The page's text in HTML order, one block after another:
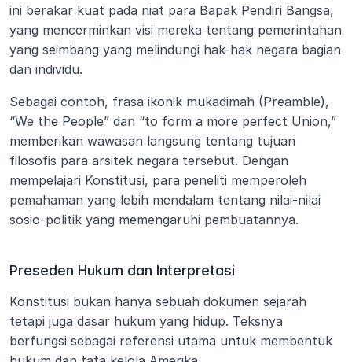
ini berakar kuat pada niat para Bapak Pendiri Bangsa,
yang mencerminkan visi mereka tentang pemerintahan
yang seimbang yang melindungi hak-hak negara bagian
dan individu.
Sebagai contoh, frasa ikonik mukadimah (Preamble),
“We the People” dan “to form a more perfect Union,”
memberikan wawasan langsung tentang tujuan
filosofis para arsitek negara tersebut. Dengan
mempelajari Konstitusi, para peneliti memperoleh
pemahaman yang lebih mendalam tentang nilai-nilai
sosio-politik yang memengaruhi pembuatannya.
Preseden Hukum dan Interpretasi
Konstitusi bukan hanya sebuah dokumen sejarah
tetapi juga dasar hukum yang hidup. Teksnya
berfungsi sebagai referensi utama untuk membentuk